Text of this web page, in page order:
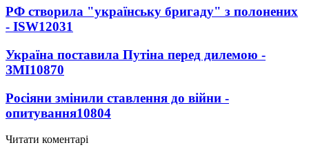
РФ створила "українську бригаду" з полонених
- ISW12031
Україна поставила Путіна перед дилемою -
ЗМІ10870
Росіяни змінили ставлення до війни -
опитування10804
Читати коментарі